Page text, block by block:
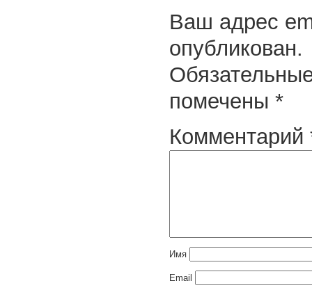
Ваш адрес
опубликован.
помечены *
Комментарий
Имя
Email